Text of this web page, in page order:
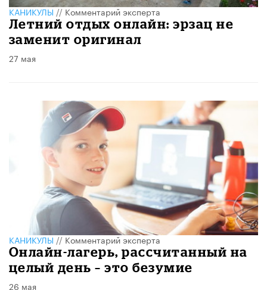
КАНИКУЛЫ//Комментарий эксперта
Летний отдых онлайн: эрзац не
заменит оригинал
27 мая
КАНИКУЛЫ//Комментарий эксперта
Онлайн-лагерь, рассчитанный на
целый день – это безумие
26 мая